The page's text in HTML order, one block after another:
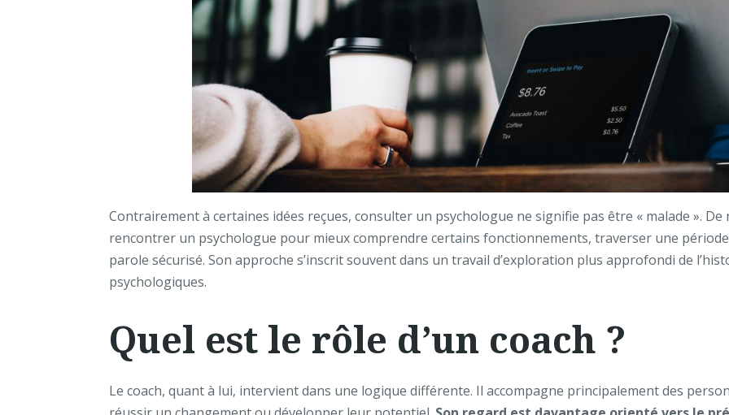
Contrairement à certaines idées reçues, consulter un psychologue ne signifie pas être « malade ».
rencontrer un psychologue pour mieux comprendre certains fonctionnements, traverser une période
parole sécurisé. Son approche s’inscrit souvent dans un travail d’exploration plus approfondi de
psychologiques.
Quel est le rôle d’un coach ?
Le coach, quant à lui, intervient dans une logique différente. Il accompagne principalement des